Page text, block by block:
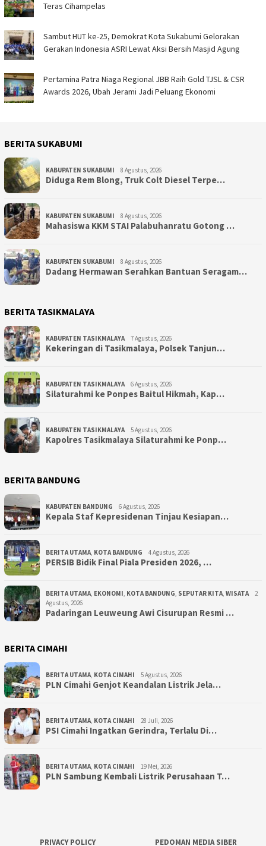
Teras Cihampelas
Sambut HUT ke-25, Demokrat Kota Sukabumi Gelorakan
Gerakan Indonesia ASRI Lewat Aksi Bersih Masjid Agung
Pertamina Patra Niaga Regional JBB Raih Gold TJSL & CSR
Awards 2026, Ubah Jerami Jadi Peluang Ekonomi
BERITA SUKABUMI
KABUPATEN SUKABUMI 8 Agustus, 2026
Diduga Rem Blong, Truk Colt Diesel Terpe…
KABUPATEN SUKABUMI 8 Agustus, 2026
Mahasiswa KKM STAI Palabuhanratu Gotong …
KABUPATEN SUKABUMI 8 Agustus, 2026
Dadang Hermawan Serahkan Bantuan Seragam…
BERITA TASIKMALAYA
KABUPATEN TASIKMALAYA 7 Agustus, 2026
Kekeringan di Tasikmalaya, Polsek Tanjun…
KABUPATEN TASIKMALAYA 6 Agustus, 2026
Silaturahmi ke Ponpes Baitul Hikmah, Kap…
KABUPATEN TASIKMALAYA 5 Agustus, 2026
Kapolres Tasikmalaya Silaturahmi ke Ponp…
BERITA BANDUNG
KABUPATEN BANDUNG 6 Agustus, 2026
Kepala Staf Kepresidenan Tinjau Kesiapan…
BERITA UTAMA, KOTA BANDUNG 4 Agustus, 2026
PERSIB Bidik Final Piala Presiden 2026, …
BERITA UTAMA, EKONOMI, KOTA BANDUNG, SEPUTAR KITA, WISATA
2
Agustus, 2026
Padaringan Leuweung Awi Cisurupan Resmi …
BERITA CIMAHI
BERITA UTAMA, KOTA CIMAHI 5 Agustus, 2026
PLN Cimahi Genjot Keandalan Listrik Jela…
BERITA UTAMA, KOTA CIMAHI 28 Juli, 2026
PSI Cimahi Ingatkan Gerindra, Terlalu Di…
BERITA UTAMA, KOTA CIMAHI 19 Mei, 2026
PLN Sambung Kembali Listrik Perusahaan T…
PRIVACY POLICY PEDOMAN MEDIA SIBER